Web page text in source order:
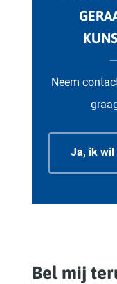
Neem
Ja, ik
Bel mij